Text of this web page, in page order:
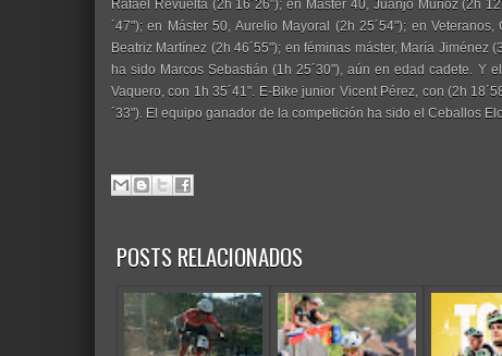
Rafael Revuelta (2h 16´26"); en Máster 40, Juanjo Muñoz (2h
´47"); en Máster 50, Aurelio Mayoral (2h 25´54"); en
Beatriz Martínez (2h 46´55"); en féminas máster, María Jiménez
ha sido Marcos Sebastián (1h 25´30"), aún en edad cadete. Y
Vaquero, con 1h 35´41". E-Bike junior Vicent Pérez, con (2h
´33"). El equipo ganador de la competición ha sido el Ceballos
POSTS RELACIONADOS